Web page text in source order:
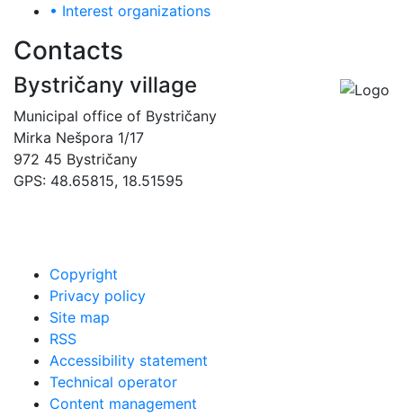
• Interest organizations
Contacts
Bystričany village
Municipal office of Bystričany
Mirka Nešpora 1/17
972 45 Bystričany
GPS: 48.65815, 18.51595
Copyright
Privacy policy
Site map
RSS
Accessibility statement
Technical operator
Content management